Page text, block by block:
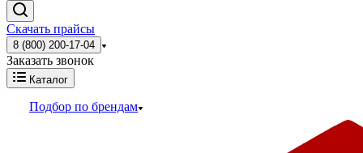
Скачать прайсы
8 (800) 200-17-04
Заказать звонок
Каталог
Подбор по брендам